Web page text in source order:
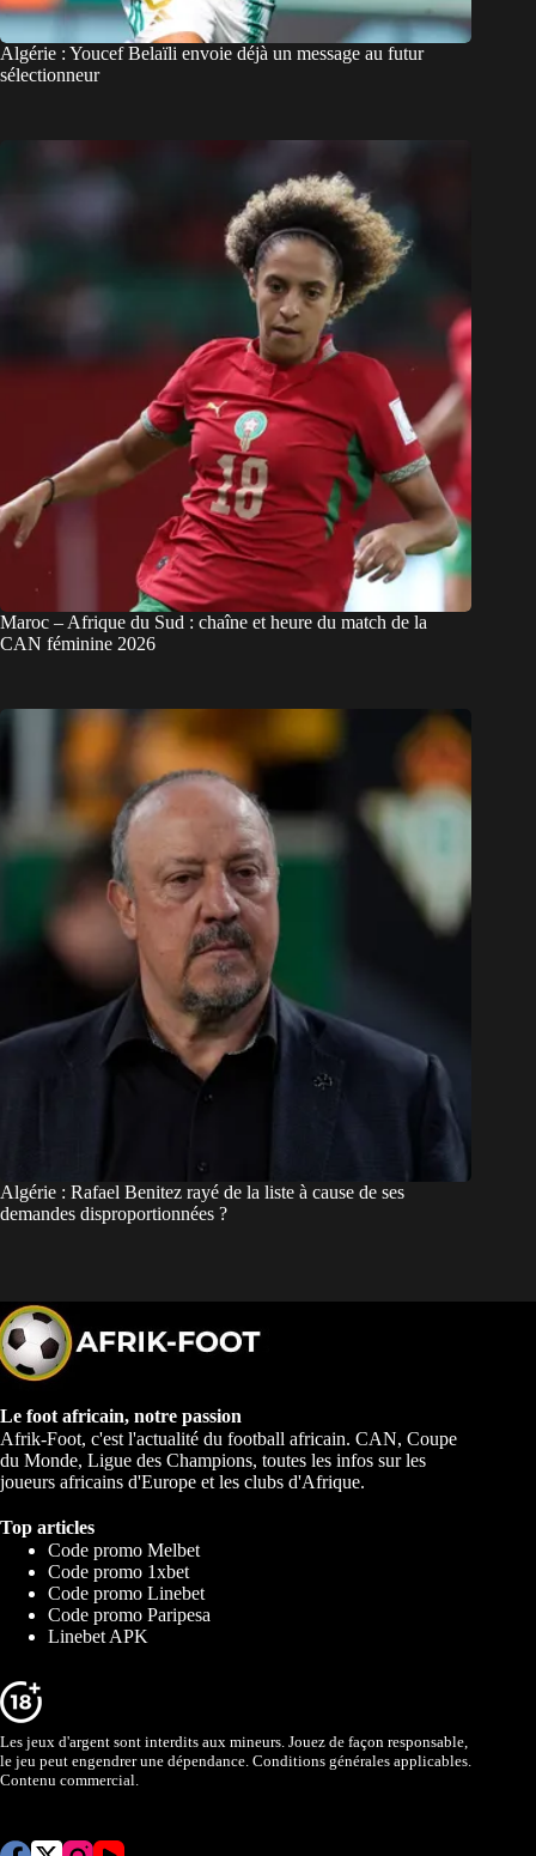
Algérie : Youcef Belaïli envoie déjà un message au futur
sélectionneur
Maroc – Afrique du Sud : chaîne et heure du match de la
CAN féminine 2026
Algérie : Rafael Benitez rayé de la liste à cause de ses
demandes disproportionnées ?
Le foot africain, notre passion
Afrik-Foot, c'est l'actualité du football africain. CAN, Coupe
du Monde, Ligue des Champions, toutes les infos sur les
joueurs africains d'Europe et les clubs d'Afrique.
Top articles
Code promo Melbet
Code promo 1xbet
Code promo Linebet
Code promo Paripesa
Linebet APK
Les jeux d'argent sont interdits aux mineurs. Jouez de façon responsable,
le jeu peut engendrer une dépendance. Conditions générales applicables.
Contenu commercial.